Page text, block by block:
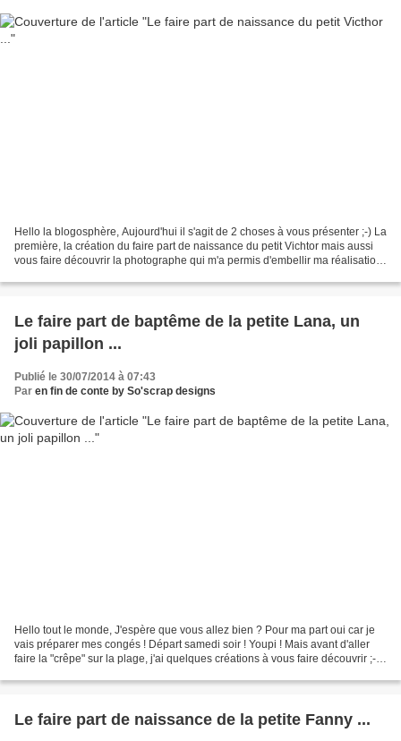
Hello la blogosphère, Aujourd'hui il s'agit de 2 choses à vous présenter ;-) La
première, la création du faire part de naissance du petit Vichtor mais aussi
vous faire découvrir la photographe qui m'a permis d'embellir ma réalisation
Le faire part de baptême de la petite Lana, un
joli papillon ...
Publié le 30/07/2014 à 07:43
Par en fin de conte by So'scrap designs
Hello tout le monde, J'espère que vous allez bien ? Pour ma part oui car je
vais préparer mes congés ! Départ samedi soir ! Youpi ! Mais avant d'aller
faire la "crêpe" sur la plage, j'ai quelques créations à vous faire découvrir ;-)
Le faire part de naissance de la petite Fanny ...